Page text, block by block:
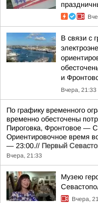
В связи с
и
Вчера, 21:33
По графику временного
временно обесточены
Пироговка, Фронтовое —
Ориентировочное время
— 23:00.// Первый
Вчера, 21:33
Музею
Вчера,